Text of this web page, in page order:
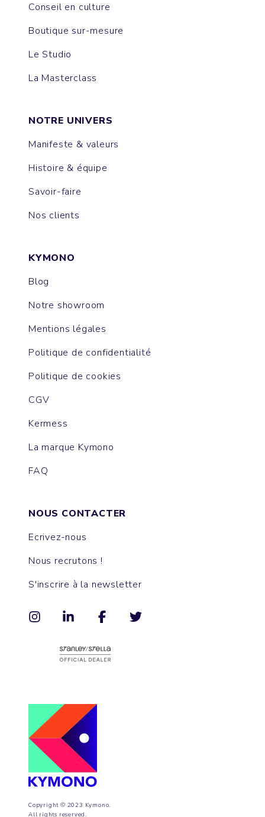
Copyright © 2023 Kymono.
All rights reserved.
Conseil en culture
Boutique sur-mesure
Le Studio
La Masterclass
NOTRE UNIVERS
Manifeste & valeurs
Histoire & équipe
Savoir-faire
Nos clients
KYMONO
Blog
Notre showroom
Mentions légales
Politique de confidentialité
Politique de cookies
CGV
Kermess
La marque Kymono
FAQ
NOUS CONTACTER
Ecrivez-nous
Nous recrutons !
S'inscrire à la newsletter